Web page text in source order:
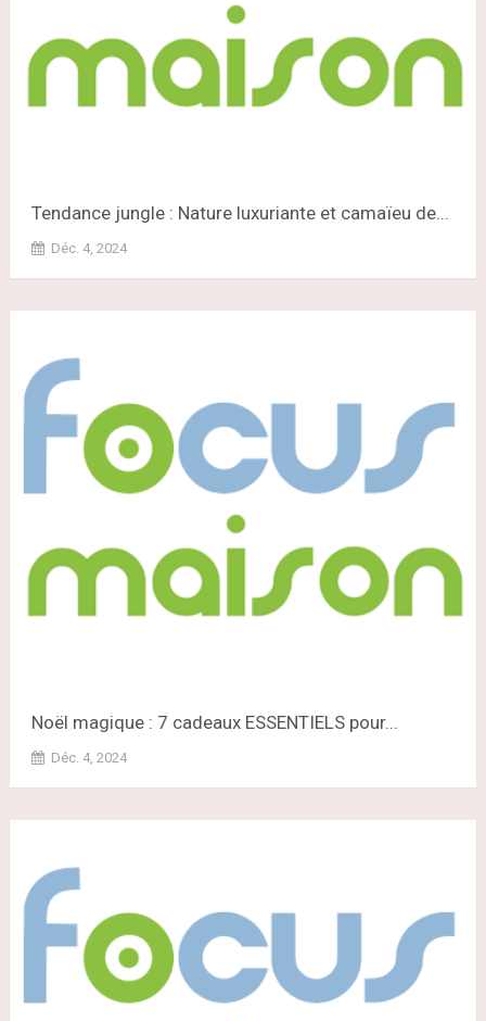
Tendance jungle : Nature luxuriante et camaïeu de...
Déc. 4, 2024
Noël magique : 7 cadeaux ESSENTIELS pour...
Déc. 4, 2024